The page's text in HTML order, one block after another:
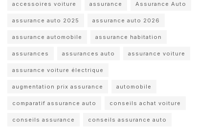
accessoires voiture assurance Assurance Auto
assurance auto 2025 assurance auto 2026
assurance automobile assurance habitation
assurances assurances auto assurance voiture
assurance voiture électrique
augmentation prix assurance automobile
comparatif assurance auto conseils achat voiture
conseils assurance conseils assurance auto